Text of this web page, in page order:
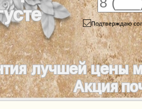
лучшей цены
Акция